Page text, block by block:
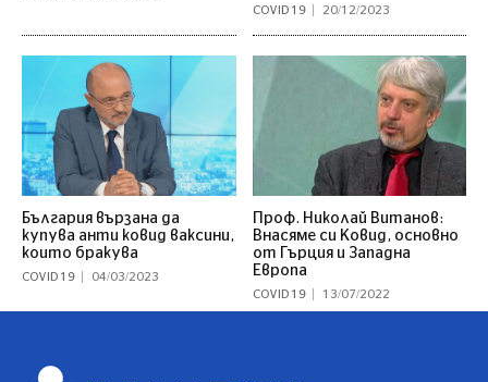
COVID 19 20/12/2023
България вързана да
купува анти ковид ваксини,
които бракува
COVID 19 04/03/2023
Проф. Николай Витанов:
Внасяме си Ковид, основно
от Гърция и Западна
Европа
COVID 19 13/07/2022